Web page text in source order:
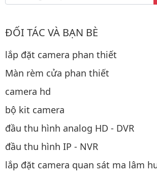
ĐỐI TÁC VÀ BẠN BÈ
lắp đặt camera phan thiết
Màn rèm cửa phan thiết
camera hd
bộ kit camera
đầu thu hình analog HD - DVR
đầu thu hình IP - NVR
lắp đặt camera quan sát ma lâm